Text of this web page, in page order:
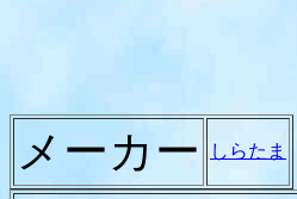
メーカー しらたま